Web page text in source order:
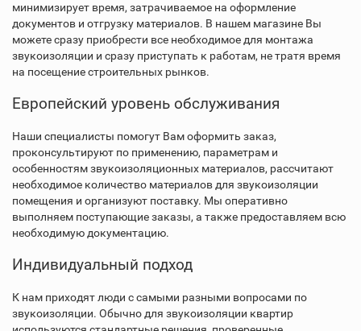
минимизирует время, затрачиваемое на оформление
документов и отгрузку материалов. В нашем магазине Вы
можете сразу приобрести все необходимое для монтажа
звукоизоляции и сразу приступать к работам, не тратя время
на посещение строительных рынков.
Европейский уровень обслуживания
Наши специалисты помогут Вам оформить заказ,
проконсультируют по применению, параметрам и
особенностям звукоизоляционных материалов, рассчитают
необходимое количество материалов для звукоизоляции
помещения и организуют поставку. Мы оперативно
выполняем поступающие заказы, а также предоставляем всю
необходимую документацию.
Индивидуальный подход
К нам приходят люди с самыми разными вопросами по
звукоизоляции. Обычно для звукоизоляции квартир